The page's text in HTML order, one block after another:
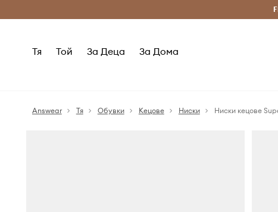
Безплатни доставка
Тя Той За Деца За Дома
Answear Тя Обувки Кецове Ниски Ниски кецове